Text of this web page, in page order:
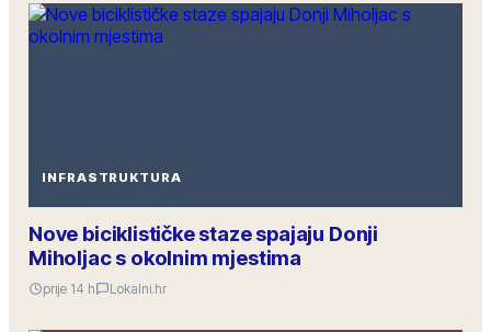
INFRASTRUKTURA
Nove biciklističke staze spajaju Donji
Miholjac s okolnim mjestima
prije 14 h Lokalni.hr